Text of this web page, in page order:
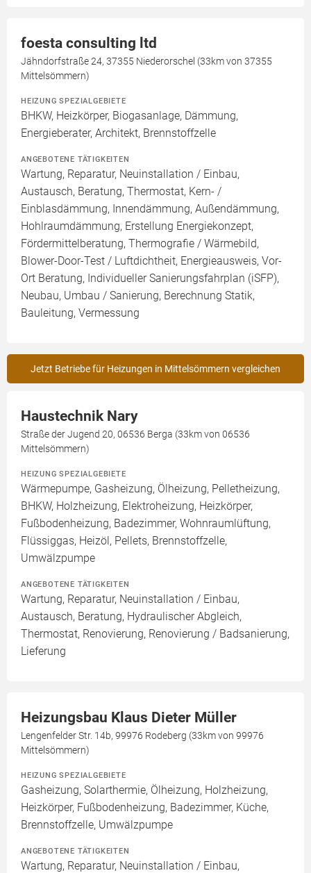
foesta consulting ltd
Jähndorfstraße 24, 37355 Niederorschel (33km von 37355
Mittelsömmern)
HEIZUNG SPEZIALGEBIETE
BHKW, Heizkörper, Biogasanlage, Dämmung,
Energieberater, Architekt, Brennstoffzelle
ANGEBOTENE TÄTIGKEITEN
Wartung, Reparatur, Neuinstallation / Einbau,
Austausch, Beratung, Thermostat, Kern- /
Einblasdämmung, Innendämmung, Außendämmung,
Hohlraumdämmung, Erstellung Energiekonzept,
Fördermittelberatung, Thermografie / Wärmebild,
Blower-Door-Test / Luftdichtheit, Energieausweis, Vor-
Ort Beratung, Individueller Sanierungsfahrplan (iSFP),
Neubau, Umbau / Sanierung, Berechnung Statik,
Bauleitung, Vermessung
Jetzt Betriebe für Heizungen in Mittelsömmern vergleichen
Haustechnik Nary
Straße der Jugend 20, 06536 Berga (33km von 06536
Mittelsömmern)
HEIZUNG SPEZIALGEBIETE
Wärmepumpe, Gasheizung, Ölheizung, Pelletheizung,
BHKW, Holzheizung, Elektroheizung, Heizkörper,
Fußbodenheizung, Badezimmer, Wohnraumlüftung,
Flüssiggas, Heizöl, Pellets, Brennstoffzelle,
Umwälzpumpe
ANGEBOTENE TÄTIGKEITEN
Wartung, Reparatur, Neuinstallation / Einbau,
Austausch, Beratung, Hydraulischer Abgleich,
Thermostat, Renovierung, Renovierung / Badsanierung,
Lieferung
Heizungsbau Klaus Dieter Müller
Lengenfelder Str. 14b, 99976 Rodeberg (33km von 99976
Mittelsömmern)
HEIZUNG SPEZIALGEBIETE
Gasheizung, Solarthermie, Ölheizung, Holzheizung,
Heizkörper, Fußbodenheizung, Badezimmer, Küche,
Brennstoffzelle, Umwälzpumpe
ANGEBOTENE TÄTIGKEITEN
Wartung, Reparatur, Neuinstallation / Einbau,